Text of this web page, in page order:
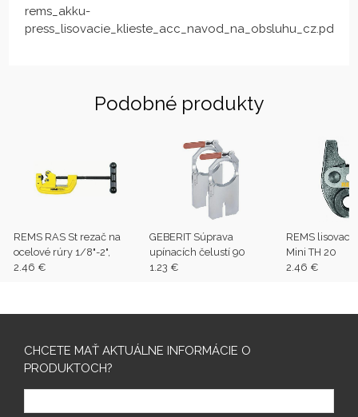
rems_akku-
press_lisovacie_klieste_acc_navod_na_obsluhu_cz.pdf
Podobné produkty
REMS RAS St rezač na
ocelové rúry 1/8"-2",
2.46 €
GEBERIT Súprava
upínacích čelustí 90
1.23 €
REMS
Mini TH 20
2.46 €
CHCETE MAŤ AKTUÁLNE INFORMÁCIE O
PRODUKTOCH?